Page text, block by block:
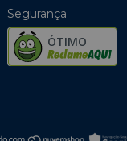
Segurança
ÓTIMO